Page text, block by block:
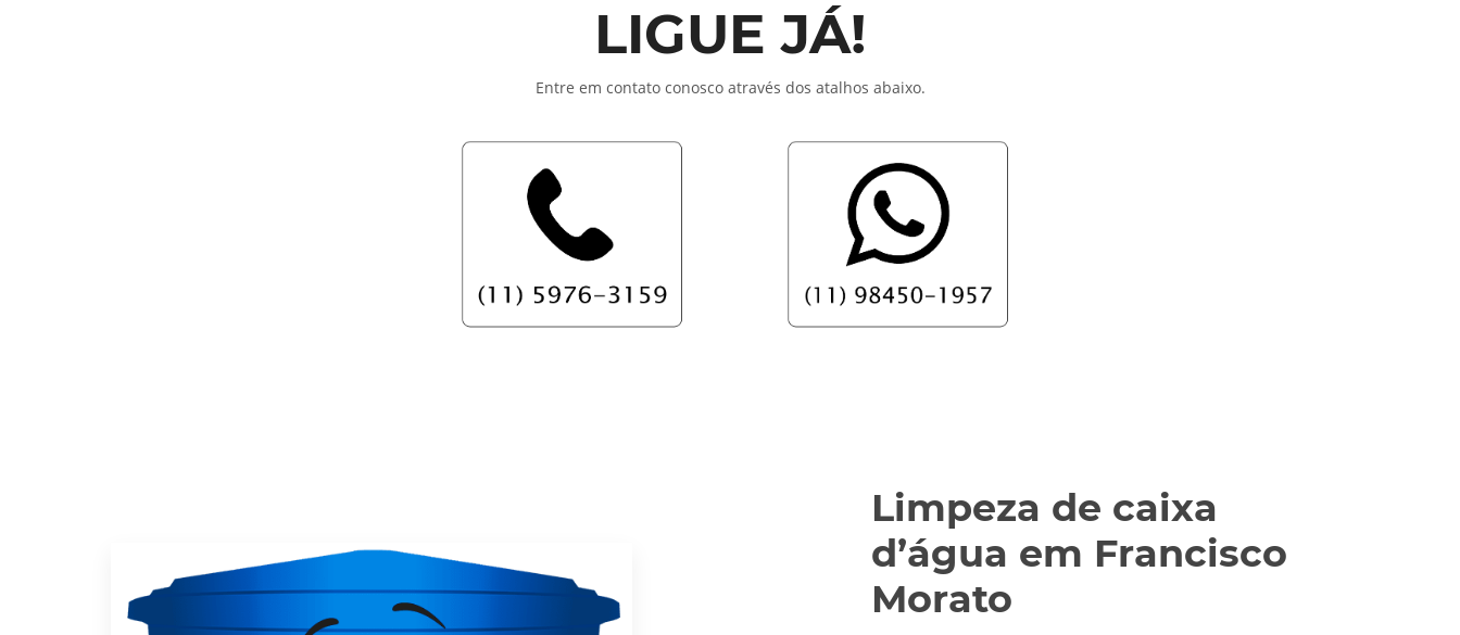
LIGUE JÁ!
Entre em contato conosco através dos atalhos abaixo.
Limpeza de caixa
d’água em Francisco
Morato